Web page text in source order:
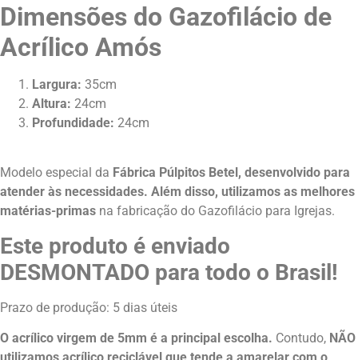
Dimensões do Gazofilácio de
Acrílico Amós
Largura: 35cm
Altura: 24cm
Profundidade: 24cm
Modelo especial da Fábrica Púlpitos Betel, desenvolvido para
atender às necessidades. Além disso, utilizamos as melhores
matérias-primas na fabricação do Gazofilácio para Igrejas.
Este produto é enviado
DESMONTADO para todo o Brasil!
Prazo de produção: 5 dias úteis
O acrílico virgem de 5mm é a principal escolha. Contudo, NÃO